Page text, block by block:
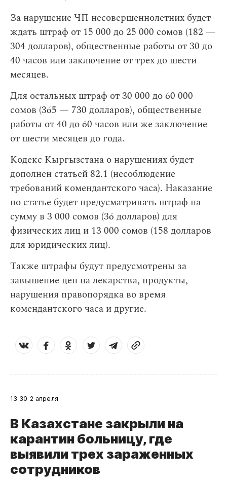
За нарушение ЧП несовершеннолетних будет
ждать штраф от 15 000 до 25 000 сомов (182 —
304 долларов), общественные работы от 30 до
40 часов или заключение от трех до шести
месяцев.
Для остальных штраф от 30 000 до 60 000
сомов (365 — 730 долларов), общественные
работы от 40 до 60 часов или же заключение
от шести месяцев до года.
Кодекс Кыргызстана о нарушениях будет
дополнен статьей 82.1 (несоблюдение
требований комендантского часа). Наказание
по статье будет предусматривать штраф на
сумму в 3 000 сомов (36 долларов) для
физических лиц и 13 000 сомов (158 долларов
для юридических лиц).
Также штрафы будут предусмотрены за
завышение цен на лекарства, продукты,
нарушения правопорядка во время
комендантского часа и другие.
13:30 2 апреля
В Казахстане закрыли на
карантин больницу, где
выявили трех зараженных
сотрудников